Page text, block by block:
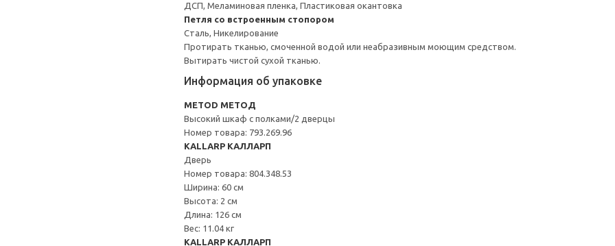
ДСП, Меламиновая пленка, Пластиковая окантовка
Петля со встроенным стопором
Сталь, Никелирование
Протирать тканью, смоченной водой или неабразивным моющим средством.
Вытирать чистой сухой тканью.
Информация об упаковке
METOD МЕТОД
Высокий шкаф с полками/2 дверцы
Номер товара: 793.269.96
KALLARP КАЛЛАРП
Дверь
Номер товара: 804.348.53
Ширина: 60 см
Высота: 2 см
Длина: 126 см
Вес: 11.04 кг
KALLARP КАЛЛАРП